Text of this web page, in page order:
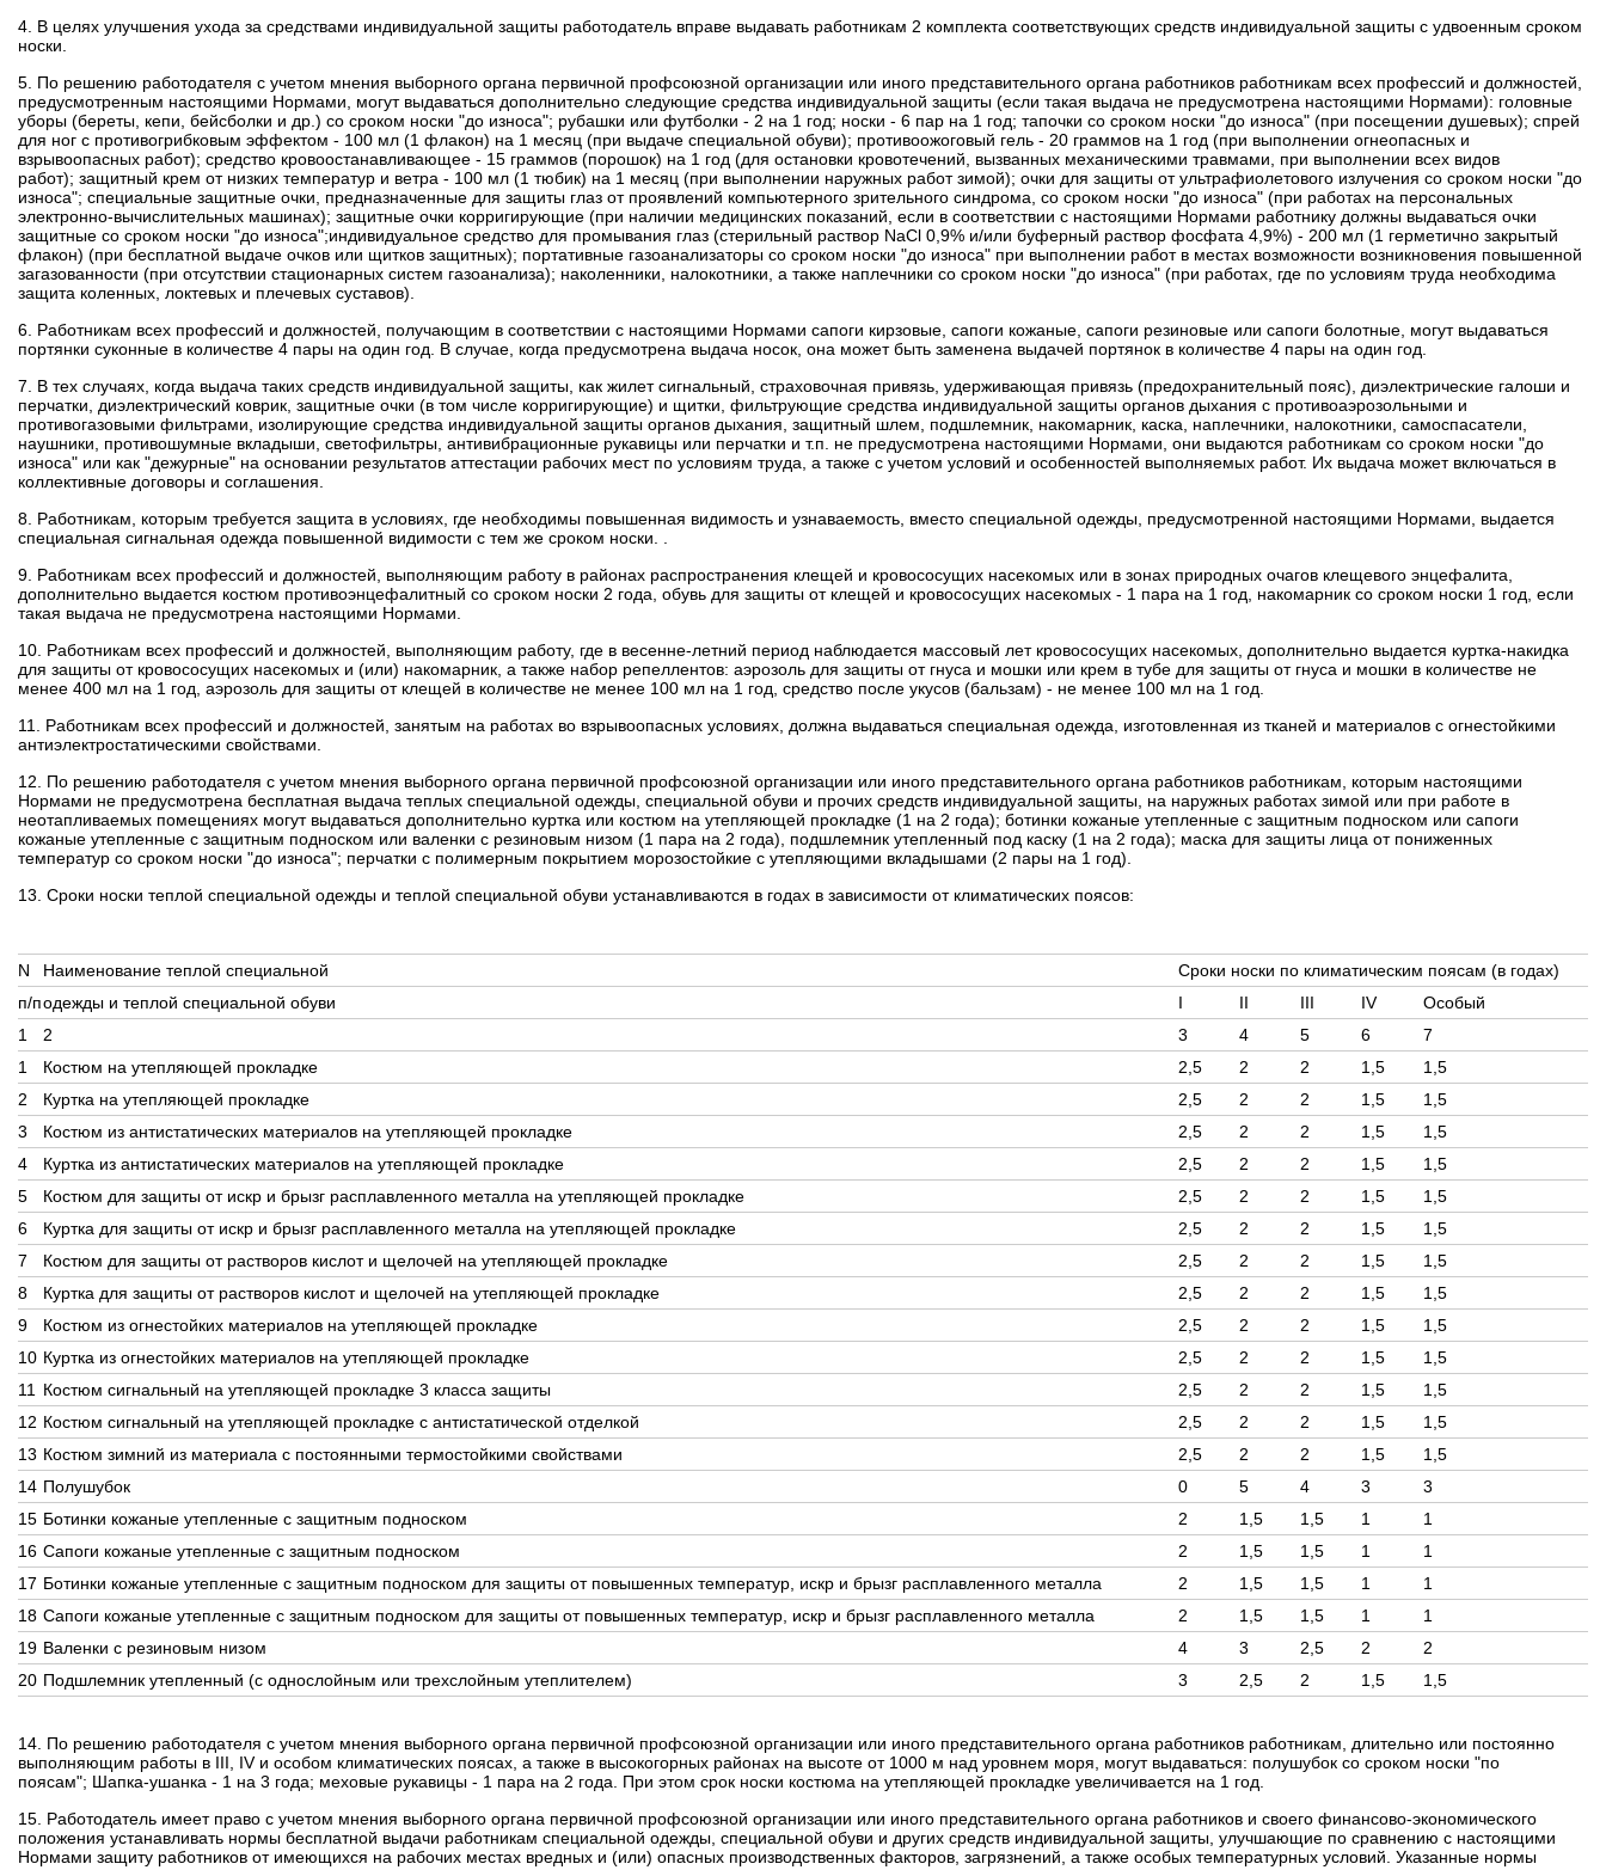
4. В целях улучшения ухода за средствами индивидуальной защиты работодатель вправе выдавать работникам 2 комплекта соответствующих средств индивидуальной защиты с удвоенным сроком
носки.
5. По решению работодателя с учетом мнения выборного органа первичной профсоюзной организации или иного представительного органа работников работникам всех профессий и должностей,
предусмотренным настоящими Нормами, могут выдаваться дополнительно следующие средства индивидуальной защиты (если такая выдача не предусмотрена настоящими Нормами): головные
уборы (береты, кепи, бейсболки и др.) со сроком носки "до износа"; рубашки или футболки - 2 на 1 год; носки - 6 пар на 1 год; тапочки со сроком носки "до износа" (при посещении душевых); спрей
для ног с противогрибковым эффектом - 100 мл (1 флакон) на 1 месяц (при выдаче специальной обуви); противоожоговый гель - 20 граммов на 1 год (при выполнении огнеопасных и
взрывоопасных работ); средство кровоостанавливающее - 15 граммов (порошок) на 1 год (для остановки кровотечений, вызванных механическими травмами, при выполнении всех видов
работ); защитный крем от низких температур и ветра - 100 мл (1 тюбик) на 1 месяц (при выполнении наружных работ зимой); очки для защиты от ультрафиолетового излучения со сроком носки "до
износа"; специальные защитные очки, предназначенные для защиты глаз от проявлений компьютерного зрительного синдрома, со сроком носки "до износа" (при работах на персональных
электронно-вычислительных машинах); защитные очки корригирующие (при наличии медицинских показаний, если в соответствии с настоящими Нормами работнику должны выдаваться очки
защитные со сроком носки "до износа";индивидуальное средство для промывания глаз (стерильный раствор NaCl 0,9% и/или буферный раствор фосфата 4,9%) - 200 мл (1 герметично закрытый
флакон) (при бесплатной выдаче очков или щитков защитных); портативные газоанализаторы со сроком носки "до износа" при выполнении работ в местах возможности возникновения повышенной
загазованности (при отсутствии стационарных систем газоанализа); наколенники, налокотники, а также наплечники со сроком носки "до износа" (при работах, где по условиям труда необходима
защита коленных, локтевых и плечевых суставов).
6. Работникам всех профессий и должностей, получающим в соответствии с настоящими Нормами сапоги кирзовые, сапоги кожаные, сапоги резиновые или сапоги болотные, могут выдаваться
портянки суконные в количестве 4 пары на один год. В случае, когда предусмотрена выдача носок, она может быть заменена выдачей портянок в количестве 4 пары на один год.
7. В тех случаях, когда выдача таких средств индивидуальной защиты, как жилет сигнальный, страховочная привязь, удерживающая привязь (предохранительный пояс), диэлектрические галоши и
перчатки, диэлектрический коврик, защитные очки (в том числе корригирующие) и щитки, фильтрующие средства индивидуальной защиты органов дыхания с противоаэрозольными и
противогазовыми фильтрами, изолирующие средства индивидуальной защиты органов дыхания, защитный шлем, подшлемник, накомарник, каска, наплечники, налокотники, самоспасатели,
наушники, противошумные вкладыши, светофильтры, антивибрационные рукавицы или перчатки и т.п. не предусмотрена настоящими Нормами, они выдаются работникам со сроком носки "до
износа" или как "дежурные" на основании результатов аттестации рабочих мест по условиям труда, а также с учетом условий и особенностей выполняемых работ. Их выдача может включаться в
коллективные договоры и соглашения.
8. Работникам, которым требуется защита в условиях, где необходимы повышенная видимость и узнаваемость, вместо специальной одежды, предусмотренной настоящими Нормами, выдается
специальная сигнальная одежда повышенной видимости с тем же сроком носки. .
9. Работникам всех профессий и должностей, выполняющим работу в районах распространения клещей и кровососущих насекомых или в зонах природных очагов клещевого энцефалита,
дополнительно выдается костюм противоэнцефалитный со сроком носки 2 года, обувь для защиты от клещей и кровососущих насекомых - 1 пара на 1 год, накомарник со сроком носки 1 год, если
такая выдача не предусмотрена настоящими Нормами.
10. Работникам всех профессий и должностей, выполняющим работу, где в весенне-летний период наблюдается массовый лет кровососущих насекомых, дополнительно выдается куртка-накидка
для защиты от кровососущих насекомых и (или) накомарник, а также набор репеллентов: аэрозоль для защиты от гнуса и мошки или крем в тубе для защиты от гнуса и мошки в количестве не
менее 400 мл на 1 год, аэрозоль для защиты от клещей в количестве не менее 100 мл на 1 год, средство после укусов (бальзам) - не менее 100 мл на 1 год.
11. Работникам всех профессий и должностей, занятым на работах во взрывоопасных условиях, должна выдаваться специальная одежда, изготовленная из тканей и материалов с огнестойкими
антиэлектростатическими свойствами.
12. По решению работодателя с учетом мнения выборного органа первичной профсоюзной организации или иного представительного органа работников работникам, которым настоящими
Нормами не предусмотрена бесплатная выдача теплых специальной одежды, специальной обуви и прочих средств индивидуальной защиты, на наружных работах зимой или при работе в
неотапливаемых помещениях могут выдаваться дополнительно куртка или костюм на утепляющей прокладке (1 на 2 года); ботинки кожаные утепленные с защитным подноском или сапоги
кожаные утепленные с защитным подноском или валенки с резиновым низом (1 пара на 2 года), подшлемник утепленный под каску (1 на 2 года); маска для защиты лица от пониженных
температур со сроком носки "до износа"; перчатки с полимерным покрытием морозостойкие с утепляющими вкладышами (2 пары на 1 год).
13. Сроки носки теплой специальной одежды и теплой специальной обуви устанавливаются в годах в зависимости от климатических поясов:
N Наименование теплой специальной
Сроки носки по климатическим поясам (в годах)
п/подежды и теплой специальной обуви I II III IV
Особый
1
2 3 4 5 6
7
1
Костюм на утепляющей прокладке 2,5 2 2 1,5
1,5
2
Куртка на утепляющей прокладке 2,5 2 2 1,5
1,5
3
Костюм из антистатических материалов на утепляющей прокладке 2,5 2 2 1,5
1,5
4
Куртка из антистатических материалов на утепляющей прокладке 2,5 2 2 1,5
1,5
5
Костюм для защиты от искр и брызг расплавленного металла на утепляющей прокладке 2,5 2 2 1,5
1,5
6
Куртка для защиты от искр и брызг расплавленного металла на утепляющей прокладке 2,5 2 2 1,5
1,5
7
Костюм для защиты от растворов кислот и щелочей на утепляющей прокладке 2,5 2 2 1,5
1,5
8
Куртка для защиты от растворов кислот и щелочей на утепляющей прокладке 2,5 2 2 1,5
1,5
9
Костюм из огнестойких материалов на утепляющей прокладке 2,5 2 2 1,5
1,5
10 Куртка из огнестойких материалов на утепляющей прокладке 2,5 2 2 1,5
1,5
11
Костюм сигнальный на утепляющей прокладке 3 класса защиты 2,5 2 2 1,5
1,5
12 Костюм сигнальный на утепляющей прокладке с антистатической отделкой 2,5 2 2 1,5
1,5
13 Костюм зимний из материала с постоянными термостойкими свойствами 2,5 2 2 1,5
1,5
14 Полушубок 0 5 4 3
3
15 Ботинки кожаные утепленные с защитным подноском 2 1,5 1,5 1
1
16 Сапоги кожаные утепленные с защитным подноском 2 1,5 1,5 1
1
17 Ботинки кожаные утепленные с защитным подноском для защиты от повышенных температур, искр и брызг расплавленного металла 2 1,5 1,5 1
1
18 Сапоги кожаные утепленные с защитным подноском для защиты от повышенных температур, искр и брызг расплавленного металла 2 1,5 1,5 1
1
19 Валенки с резиновым низом 4 3 2,5 2
2
20 Подшлемник утепленный (с однослойным или трехслойным утеплителем) 3 2,5 2 1,5 1,5
14. По решению работодателя с учетом мнения выборного органа первичной профсоюзной организации или иного представительного органа работников работникам, длительно или постоянно
выполняющим работы в III, IV и особом климатических поясах, а также в высокогорных районах на высоте от 1000 м над уровнем моря, могут выдаваться: полушубок со сроком носки "по
поясам"; Шапка-ушанка - 1 на 3 года; меховые рукавицы - 1 пара на 2 года.
При этом срок носки костюма на утепляющей прокладке увеличивается на 1 год.
15. Работодатель имеет право с учетом мнения выборного органа первичной профсоюзной организации или иного представительного органа работников и своего финансово-экономического
положения устанавливать нормы бесплатной выдачи работникам специальной одежды, специальной обуви и других средств индивидуальной защиты, улучшающие по сравнению с настоящими
Нормами защиту работников от имеющихся на рабочих местах вредных и (или) опасных производственных факторов, загрязнений, а также особых температурных условий. Указанные нормы